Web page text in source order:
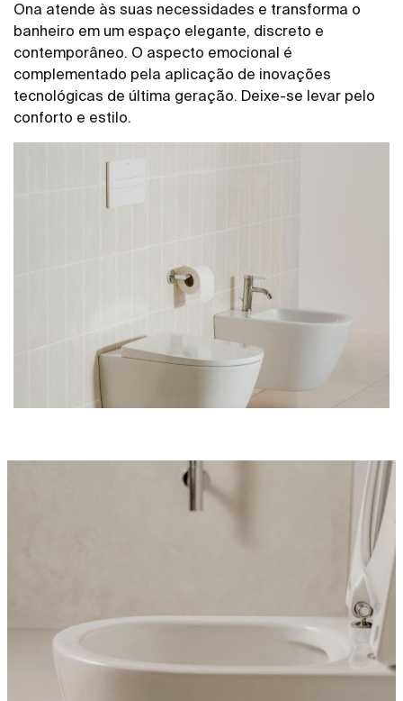
Ona atende às suas necessidades e transforma o
banheiro em um espaço elegante, discreto e
contemporâneo. O aspecto emocional é
complementado pela aplicação de inovações
tecnológicas de última geração. Deixe-se levar pelo
conforto e estilo.